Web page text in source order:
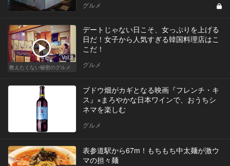
グルメ
Vol.2
教えたくない秘密のグルメ
デートじゃない日こそ、女っぷりを上げる
日だ！女子から人気すぎる韓国料理店はこ
こだ！
グルメ
ブドウ畑がカギとなる映画『フレンチ・キ
ス』×まろやかな日本ワインで、おうちシ
ネマを楽しむ
グルメ
表参道駅から67m！もちもち中太麺が激ウ
マの担々麺